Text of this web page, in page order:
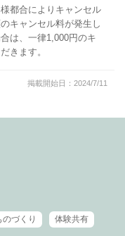
都合によりキャンセル
キャンセル料が発生し
は、一律1,000円のキ
きます。
掲載開始日：2024/7/11
のづくり 体験共有